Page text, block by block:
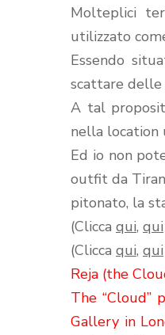
Molteplici
utilizzato
Essendo
scattare
A tal
nella location
Ed io non
outfit da
pitonato, la
(Clicca qui, qui
(Clicca qui, qui
Reja (the
The “Cloud”
Gallery in